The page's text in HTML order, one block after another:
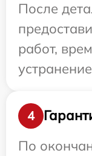
После
работ,
4
По